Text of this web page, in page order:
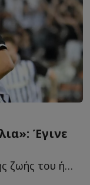
Έγινε
Η - δευτερη - πιο όμορφη νίκη της ζωής του ήρθε μακριά α...